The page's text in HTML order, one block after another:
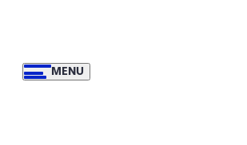
MENU